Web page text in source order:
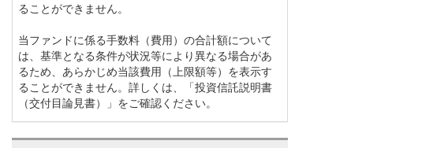
ることができません。
当ファンドに係る手数料（費用）の合計額について
は、基準となる条件が状況等により異なる場合があ
るため、あらかじめ当該費用（上限額等）を表示す
ることができません。詳しくは、「投資信託説明書
（交付目論見書）」をご確認ください。